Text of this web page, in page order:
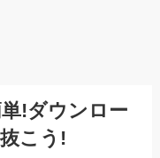
!ダウンロー
こう!